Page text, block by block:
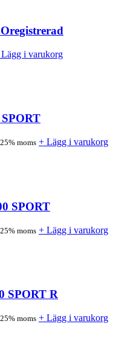
i varukorg
moms + Lägg i varukorg
SPORT
moms + Lägg i varukorg
SPORT R
moms + Lägg i varukorg